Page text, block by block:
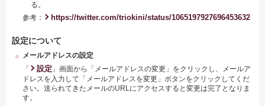
る。
参考：
https://twitter.com/triokini/status/1065197927696453632
設定について
メールアドレスの設定
「
設定 」画面から「メールアドレスの変更」をクリックし、メールア
ドレスを入力して「メールアドレスを変更」ボタンをクリックしてくだ
さい。送られてきたメールのURLにアクセスすると変更は完了となりま
す。